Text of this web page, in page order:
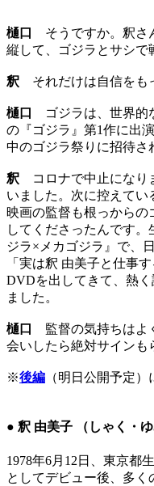
樋口
そうですか。釈さ
縦して、ゴジラとサシで
釈 それだけは自信をも
樋口
ゴジラは、世界的
の『ゴジラ』第1作に出
中のゴジラ祭りに招待さ
釈 コロナで中止になり
いました。次に控えてい
映画の監督も根っからの
してくださったんです
ジラ×メカゴジラ』で、
「実は釈 由美子と仕事
DVDを出してきて、熱
ました。
樋口
監督の気持ちはよ
会いしたら絶対サインも
※後編 （明日公開予定）
● 釈 由美子 （しゃく・ゆ
1978年6月12日、東京都
としてデビュー後、多